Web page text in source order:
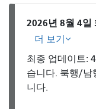
2026년 8월 4일
더 보기
최종 업데이트:
습니다. 북행/남
니다.